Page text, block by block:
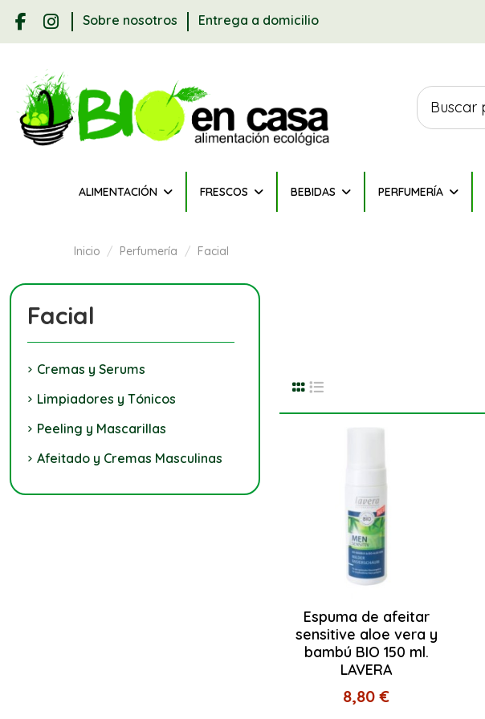
Sobre nosotros Entrega a domicilio
ALIMENTACIÓN FRESCOS BEBIDAS PERFUMERÍA
Inicio Perfumería Facial
Espuma de afeitar
sensitive aloe vera y
bambú BIO 150 ml.
LAVERA
8,80 €
Facial
Cremas y Serums
Limpiadores y Tónicos
Peeling y Mascarillas
Afeitado y Cremas Masculinas